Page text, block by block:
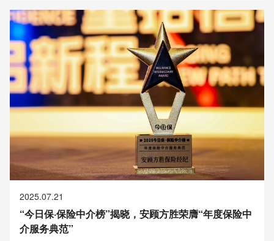
2025.07.21
“今日保·保险中介榜”揭晓，安顾方胜荣膺“年度保险中
介服务典范”